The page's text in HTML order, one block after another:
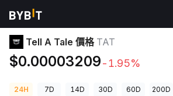
加密貨幣價格
Tell A Tale 價格 TAT
$0.00003209-1.95%
24H 7D 14D 30D 60D 200D